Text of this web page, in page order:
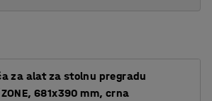
za alat za stolnu pregradu
681x390 mm, crna